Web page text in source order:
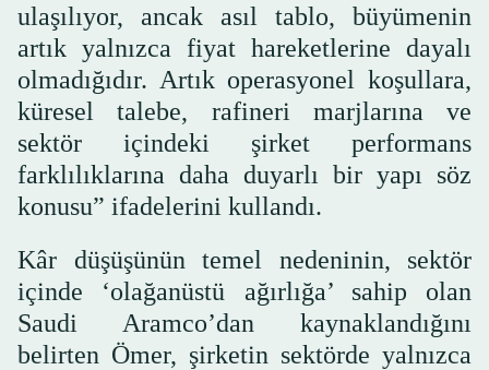
ulaşılıyor, ancak asıl tablo, büyümenin
artık yalnızca fiyat hareketlerine dayalı
olmadığıdır. Artık operasyonel koşullara,
küresel talebe, rafineri marjlarına ve
sektör içindeki şirket performans
farklılıklarına daha duyarlı bir yapı söz
konusu” ifadelerini kullandı.
Kâr düşüşünün temel nedeninin, sektör
içinde ‘olağanüstü ağırlığa’ sahip olan
Saudi Aramco’dan kaynaklandığını
belirten Ömer, şirketin sektörde yalnızca